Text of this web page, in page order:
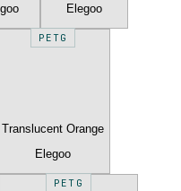
Elegoo
PETG
Translucent Orange
Elegoo
PETG